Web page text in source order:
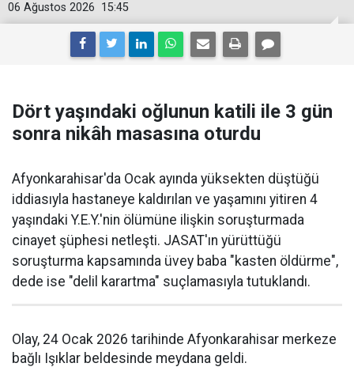
15:45
06 Ağustos 2026
Dört yaşındaki oğlunun katili ile 3 gün
sonra nikâh masasına oturdu
Afyonkarahisar'da Ocak ayında yüksekten düştüğü
iddiasıyla hastaneye kaldırılan ve yaşamını yitiren 4
yaşındaki Y.E.Y.'nin ölümüne ilişkin soruşturmada
cinayet şüphesi netleşti. JASAT'ın yürüttüğü
soruşturma kapsamında üvey baba "kasten öldürme",
dede ise "delil karartma" suçlamasıyla tutuklandı.
Olay, 24 Ocak 2026 tarihinde Afyonkarahisar merkeze
bağlı Işıklar beldesinde meydana geldi.